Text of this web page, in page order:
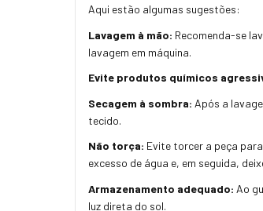
Aqui estão algumas sugestões:
Lavagem à mão: Recomenda-se
lavagem em máquina.
Evite produtos químicos
Secagem à sombra: Após a
tecido.
Não torça: Evite torcer a peça
excesso de água e, em seguida,
Armazenamento adequado: Ao
luz direta do sol.